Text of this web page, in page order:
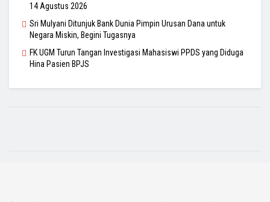
14 Agustus 2026
Sri Mulyani Ditunjuk Bank Dunia Pimpin Urusan Dana untuk
Negara Miskin, Begini Tugasnya
FK UGM Turun Tangan Investigasi Mahasiswi PPDS yang Diduga
Hina Pasien BPJS